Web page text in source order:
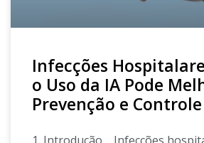
Infecções
o Uso da IA Pode
Prevenção e Controle